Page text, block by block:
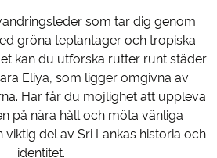
som tar dig genom
gröna teplantager och tropiska
kan du utforska rutter runt städer
Eliya, som ligger omgivna av
Här får du möjlighet att uppleva
på nära håll och möta vänliga
del av Sri Lankas historia och
identitet.